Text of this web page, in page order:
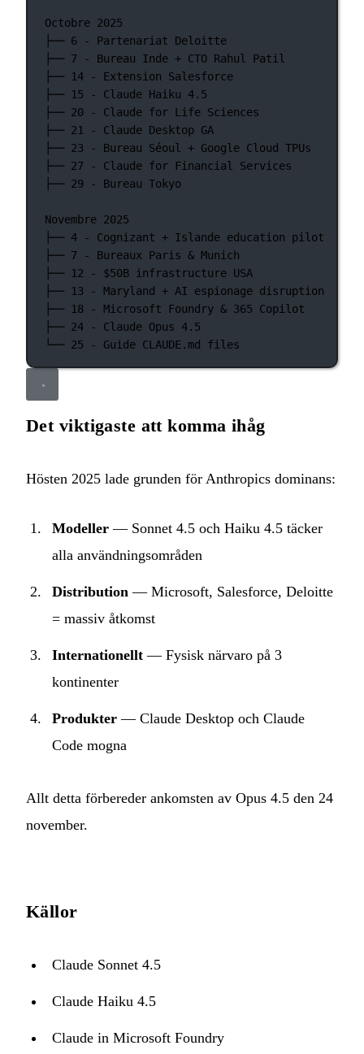
Octobre 2025
├── 6 - Partenariat Deloitte
├── 7 - Bureau Inde + CTO Rahul Patil
├── 14 - Extension Salesforce
├── 15 - Claude Haiku 4.5
├── 20 - Claude for Life Sciences
├── 21 - Claude Desktop GA
├── 23 - Bureau Séoul + Google Cloud TPUs
├── 27 - Claude for Financial Services
├── 29 - Bureau Tokyo
Novembre 2025
├── 4 - Cognizant + Islande education pilot
├── 7 - Bureaux Paris & Munich
├── 12 - $50B infrastructure USA
├── 13 - Maryland + AI espionage disruption
├── 18 - Microsoft Foundry & 365 Copilot
├── 24 - Claude Opus 4.5
└── 25 - Guide CLAUDE.md files
Det viktigaste att komma ihåg
Hösten 2025 lade grunden för Anthropics dominans:
Modeller — Sonnet 4.5 och Haiku 4.5 täcker
alla användningsområden
Distribution — Microsoft, Salesforce, Deloitte
= massiv åtkomst
Internationellt — Fysisk närvaro på 3
kontinenter
Produkter — Claude Desktop och Claude
Code mogna
Allt detta förbereder ankomsten av Opus 4.5 den 24
november.
Källor
Claude Sonnet 4.5
Claude Haiku 4.5
Claude in Microsoft Foundry